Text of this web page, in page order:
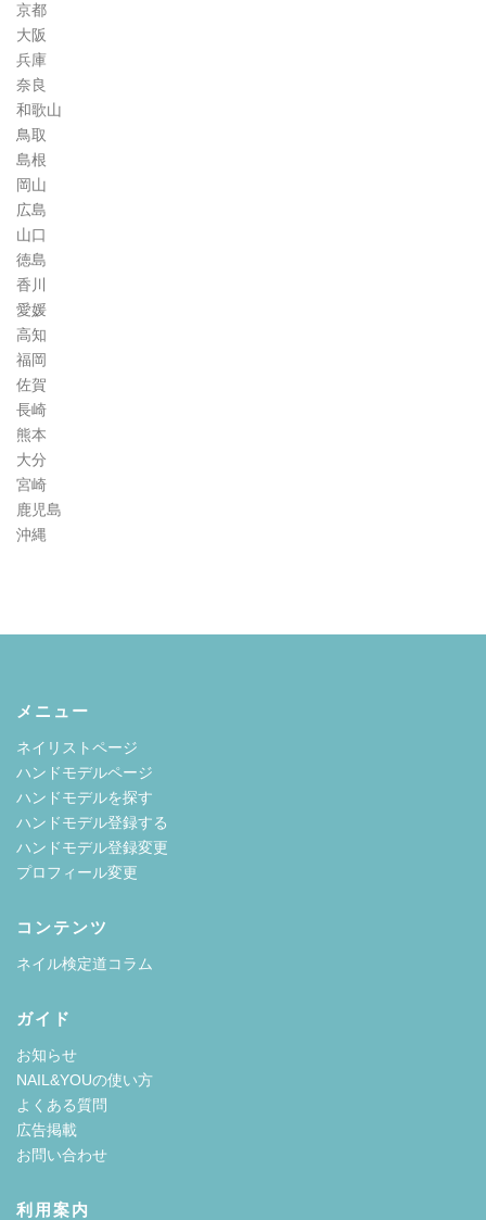
京都
大阪
兵庫
奈良
和歌山
鳥取
島根
岡山
広島
山口
徳島
香川
愛媛
高知
福岡
佐賀
長崎
熊本
大分
宮崎
鹿児島
沖縄
メニュー
ネイリストページ
ハンドモデルページ
ハンドモデルを探す
ハンドモデル登録する
ハンドモデル登録変更
プロフィール変更
コンテンツ
ネイル検定道コラム
ガイド
お知らせ
NAIL&YOUの使い方
よくある質問
広告掲載
お問い合わせ
利用案内